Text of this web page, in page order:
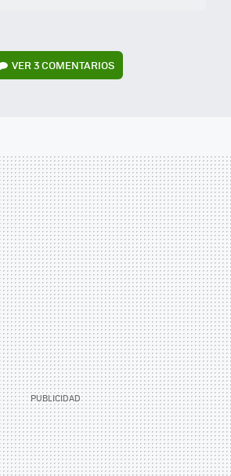
VER3 COMENTARIOS